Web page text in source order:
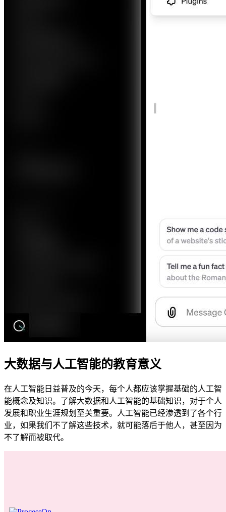
大数据与人工智能的教育意义
在人工智能日益普及的今天，每个人都应该掌握基础的人工智
能概念及知识。了解大数据和人工智能的基础知识，对于个人
发展和职业生涯规划至关重要。人工智能已经渗透到了各个行
业，如果我们不了解这些技术，就可能落后于他人，甚至因为
不了解而被取代。